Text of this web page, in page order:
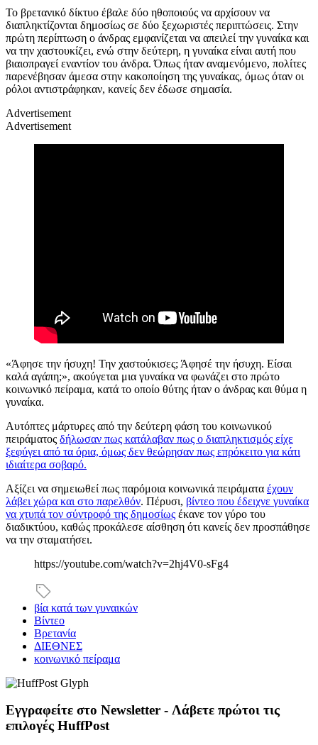
Το βρετανικό δίκτυο έβαλε δύο ηθοποιούς να αρχίσουν να
διαπληκτίζονται δημοσίως σε δύο ξεχωριστές περιπτώσεις. Στην
πρώτη περίπτωση ο άνδρας εμφανίζεται να απειλεί την γυναίκα και
να την χαστουκίζει, ενώ στην δεύτερη, η γυναίκα είναι αυτή που
βιαιοπραγεί εναντίον του άνδρα. Όπως ήταν αναμενόμενο, πολίτες
παρενέβησαν άμεσα στην κακοποίηση της γυναίκας, όμως όταν οι
ρόλοι αντιστράφηκαν, κανείς δεν έδωσε σημασία.
Advertisement
Advertisement
«Άφησε την ήσυχη! Την χαστούκισες; Άφησέ την ήσυχη. Είσαι
καλά αγάπη;», ακούγεται μια γυναίκα να φωνάζει στο πρώτο
κοινωνικό πείραμα, κατά το οποίο θύτης ήταν ο άνδρας και θύμα η
γυναίκα.
Αυτόπτες μάρτυρες από την δεύτερη φάση του κοινωνικού
πειράματος δήλωσαν πως κατάλαβαν πως ο διαπληκτισμός είχε
ξεφύγει από τα όρια, όμως δεν θεώρησαν πως επρόκειτο για κάτι
ιδιαίτερα σοβαρό.
Αξίζει να σημειωθεί πως παρόμοια κοινωνικά πειράματα έχουν
λάβει χώρα και στο παρελθόν. Πέρυσι, βίντεο που έδειχνε γυναίκα
να χτυπά τον σύντροφό της δημοσίως έκανε τον γύρο του
διαδικτύου, καθώς προκάλεσε αίσθηση ότι κανείς δεν προσπάθησε
να την σταματήσει.
https://youtube.com/watch?v=2hj4V0-sFg4
βία κατά των γυναικών
Βίντεο
Βρετανία
ΔΙΕΘΝΕΣ
κοινωνικό πείραμα
Εγγραφείτε στο Newsletter - Λάβετε πρώτοι τις
επιλογές HuffPost